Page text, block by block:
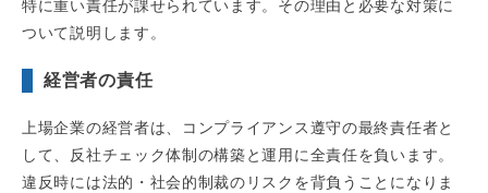
特に重い責任が課せられています。その理由と必要な対策に
ついて説明します。
経営者の責任
上場企業の経営者は、コンプライアンス遵守の最終責任者と
して、反社チェック体制の構築と運用に全責任を負います。
違反時には法的・社会的制裁のリスクを背負うことになりま